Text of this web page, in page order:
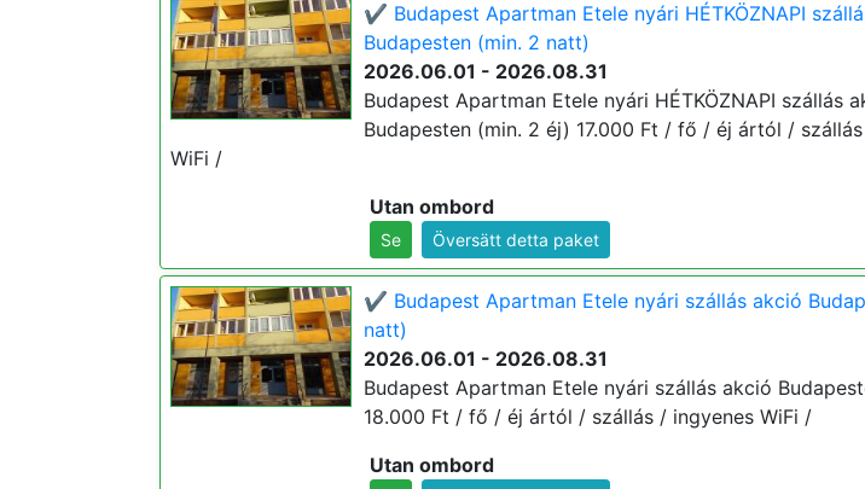
✔️ Budapest Apartman Etele nyári HÉTKÖZNAPI
Budapesten (min. 2 natt)
2026.06.01 - 2026.08.31
Budapest Apartman Etele nyári HÉTKÖZNAPI szállás
Budapesten (min. 2 éj) 17.000 Ft / fő / éj ártól /
WiFi /
Utan ombord
Se Översätt detta paket
✔️ Budapest Apartman Etele nyári szállás akció
natt)
2026.06.01 - 2026.08.31
Budapest Apartman Etele nyári szállás akció
18.000 Ft / fő / éj ártól / szállás / ingyenes WiFi /
Utan ombord